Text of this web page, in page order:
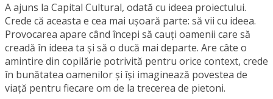
A ajuns la Capital Cultural, odată cu ideea proiectului.
Crede că aceasta e cea mai ușoară parte: să vii cu ideea.
Provocarea apare când începi să cauți oamenii care să
creadă în ideea ta și să o ducă mai departe. Are câte o
amintire din copilărie potrivită pentru orice context, crede
în bunătatea oamenilor și își imaginează povestea de
viață pentru fiecare om de la trecerea de pietoni.